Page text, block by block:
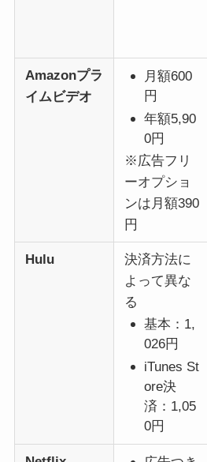
Amazonプラ
イムビデオ
月額600
円
年額5,90
0円
※広告フリ
ーオプショ
ンは月額390
円
Hulu
決済方法に
よって異な
る
基本：1,
026円
iTunes St
ore決
済：1,05
0円